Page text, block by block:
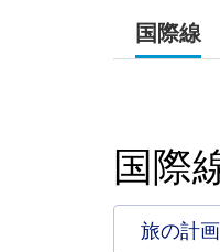
国際線
国際
旅の計